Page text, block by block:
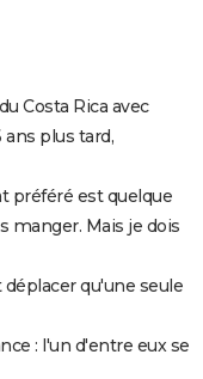
Costa Rica avec
ans plus tard,
préféré est quelque
manger. Mais je dois
déplacer qu'une seule
: l'un d'entre eux se